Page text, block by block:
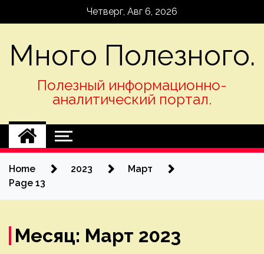
Четверг, Авг 6, 2026
Много Полезного.
Полезный информационно-
аналитический портал.
Home 2023
Март
Page 13
Месяц: Март 2023